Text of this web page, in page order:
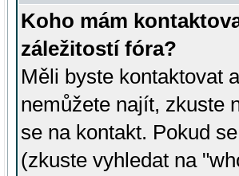
Koho mám
záležitostí fóra?
Měli byste kontaktovat
nemůžete najít, zkuste
se na kontakt. Pokud
(zkuste vyhledat na